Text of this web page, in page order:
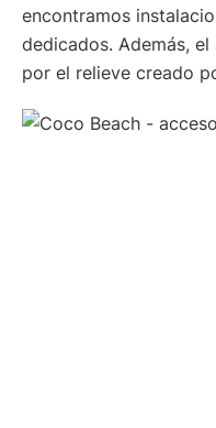
encontramos
dedicados. Además,
por el relieve creado